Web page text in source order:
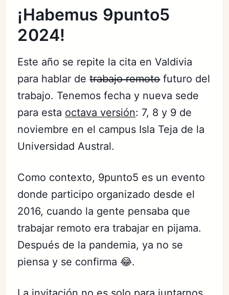
¡Habemus 9punto5
2024!
Este año se repite la cita en Valdivia
para hablar detrabajo remotofuturo del
trabajo. Tenemos fecha y nueva sede
para esta octava versión: 7, 8 y 9 de
noviembre en el campus Isla Teja de la
Universidad Austral.
Como contexto, 9punto5 es un evento
donde participo organizado desde el
2016, cuando la gente pensaba que
trabajar remoto era trabajar en pijama.
Después de la pandemia, ya no se
piensa y se confirma 😂.